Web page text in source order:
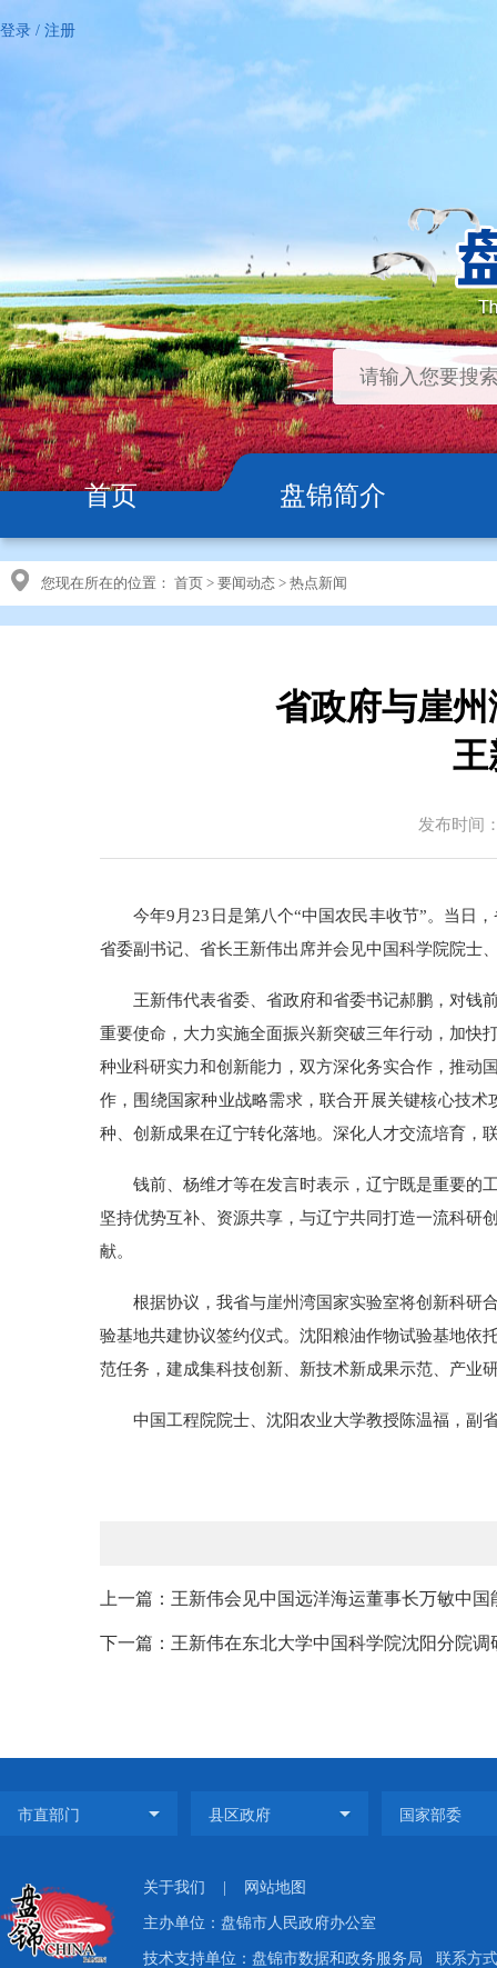
登录 / 注册
首页 盘锦简介
您现在所在的位置： 首页 > 要闻动态 > 热点新闻
省政府与崖
王
发布时间
今年9月23日是第八个“中国农民丰收节”。当日
省委副书记、省长王新伟出席并会见中国科学院院士
王新伟代表省委、省政府和省委书记郝鹏，对钱
重要使命，大力实施全面振兴新突破三年行动，加快
种业科研实力和创新能力，双方深化务实合作，推动
作，围绕国家种业战略需求，联合开展关键核心技
种、创新成果在辽宁转化落地。深化人才交流培育，
钱前、杨维才等在发言时表示，辽宁既是重要的
坚持优势互补、资源共享，与辽宁共同打造一流科研
献。
根据协议，我省与崖州湾国家实验室将创新科研
验基地共建协议签约仪式。沈阳粮油作物试验基地依
范任务，建成集科技创新、新技术新成果示范、产业
中国工程院院士、沈阳农业大学教授陈温福，副
上一篇：王新伟会见中国远洋海运董事长万敏中
下一篇：王新伟在东北大学中国科学院沈阳分院调
关于我们 网站地图
主办单位：盘锦市人民政府办公室
技术支持单位：盘锦市数据和政务服务局 联系方